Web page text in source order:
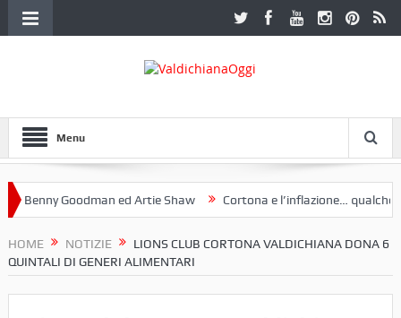
Menu
Goodman ed Artie Shaw Cortona e l’inflazione… qualche
HOME NOTIZIE
LIONS CLUB CORTONA VALDICHIANA DONA 6
QUINTALI DI GENERI ALIMENTARI